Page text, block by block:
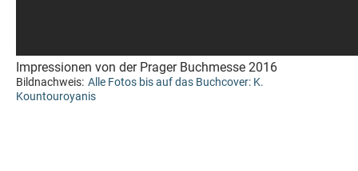
Impressionen von der Prager Buchmesse 2016
Bildnachweis: Alle Fotos bis auf das Buchcover: K.
Kountouroyanis